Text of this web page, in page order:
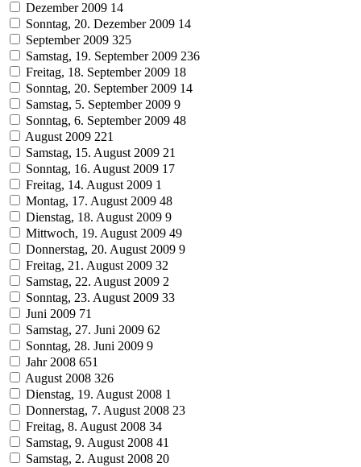
Dezember 2009 14
Sonntag, 20. Dezember 2009 14
September 2009 325
Samstag, 19. September 2009 236
Freitag, 18. September 2009 18
Sonntag, 20. September 2009 14
Samstag, 5. September 2009 9
Sonntag, 6. September 2009 48
August 2009 221
Samstag, 15. August 2009 21
Sonntag, 16. August 2009 17
Freitag, 14. August 2009 1
Montag, 17. August 2009 48
Dienstag, 18. August 2009 9
Mittwoch, 19. August 2009 49
Donnerstag, 20. August 2009 9
Freitag, 21. August 2009 32
Samstag, 22. August 2009 2
Sonntag, 23. August 2009 33
Juni 2009 71
Samstag, 27. Juni 2009 62
Sonntag, 28. Juni 2009 9
Jahr 2008 651
August 2008 326
Dienstag, 19. August 2008 1
Donnerstag, 7. August 2008 23
Freitag, 8. August 2008 34
Samstag, 9. August 2008 41
Samstag, 2. August 2008 20